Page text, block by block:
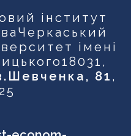
інститут
Черкаський
імені
18031,
81 ,